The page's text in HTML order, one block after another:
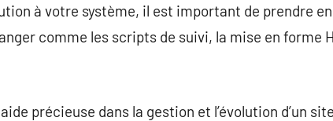
à votre système, il est important de prendre
comme les scripts de suivi, la mise en forme
précieuse dans la gestion et l’évolution d’un